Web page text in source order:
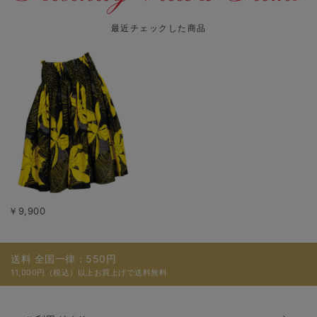
最近チェックした商品
￥9,900
送料 全国一律：550円
11,000円（税込）以上お買上げで送料無料